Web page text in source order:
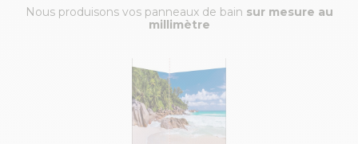
Nous produisons vos panneaux de bain sur mesure au
millimètre